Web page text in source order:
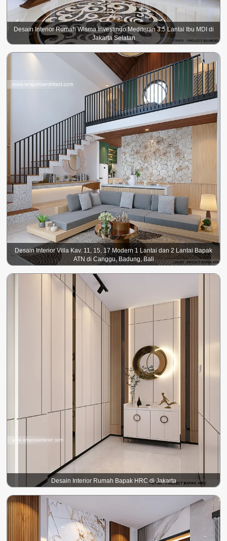
Desain Interior Rumah Wisma Investindo Mediteran 3.5 Lantai Ibu MDI di
Jakarta Selatan
Desain Interior Villa Kav. 11, 15, 17 Modern 1 Lantai dan 2 Lantai Bapak
ATN di Canggu, Badung, Bali
Desain Interior Rumah Bapak HRC di Jakarta